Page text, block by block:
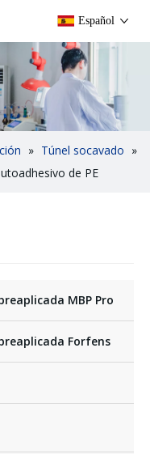
Español
» Túnel socavado »
de PE
MBP Pro
Forfens